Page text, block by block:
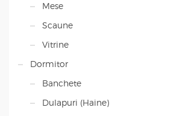
Mese
Scaune
Vitrine
Dormitor
Banchete
Dulapuri (Haine)